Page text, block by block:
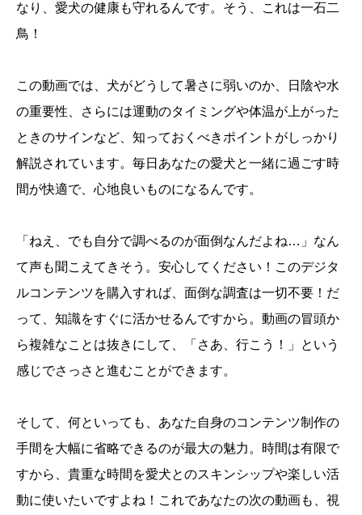
なり、愛犬の健康も守れるんです。そう、これは一石二
鳥！
この動画では、犬がどうして暑さに弱いのか、日陰や水
の重要性、さらには運動のタイミングや体温が上がった
ときのサインなど、知っておくべきポイントがしっかり
解説されています。毎日あなたの愛犬と一緒に過ごす時
間が快適で、心地良いものになるんです。
「ねえ、でも自分で調べるのが面倒なんだよね…」なん
て声も聞こえてきそう。安心してください！このデジタ
ルコンテンツを購入すれば、面倒な調査は一切不要！だ
って、知識をすぐに活かせるんですから。動画の冒頭か
ら複雑なことは抜きにして、「さあ、行こう！」という
感じでさっさと進むことができます。
そして、何といっても、あなた自身のコンテンツ制作の
手間を大幅に省略できるのが最大の魅力。時間は有限で
すから、貴重な時間を愛犬とのスキンシップや楽しい活
動に使いたいですよね！これであなたの次の動画も、視